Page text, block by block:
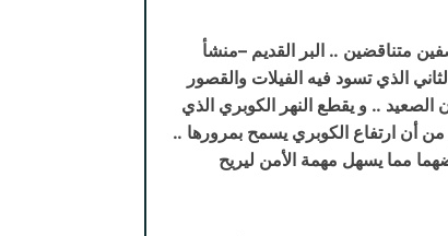
متناقضين .. البر القديم –منشأ
الذي تسود فيه الفيلات والقصور
.. و يقطع النهر الكوبري الذي
أن ارتفاع الكوبري يسمح بمرورها ..
مما يسهل مهمة الأمن ليريح